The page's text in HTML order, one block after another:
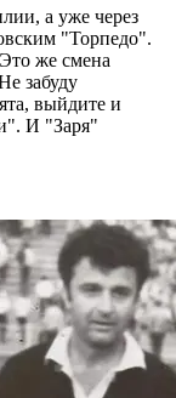
а уже через
"Торпедо".
же смена
забуду
выйдите и
И "Заря"